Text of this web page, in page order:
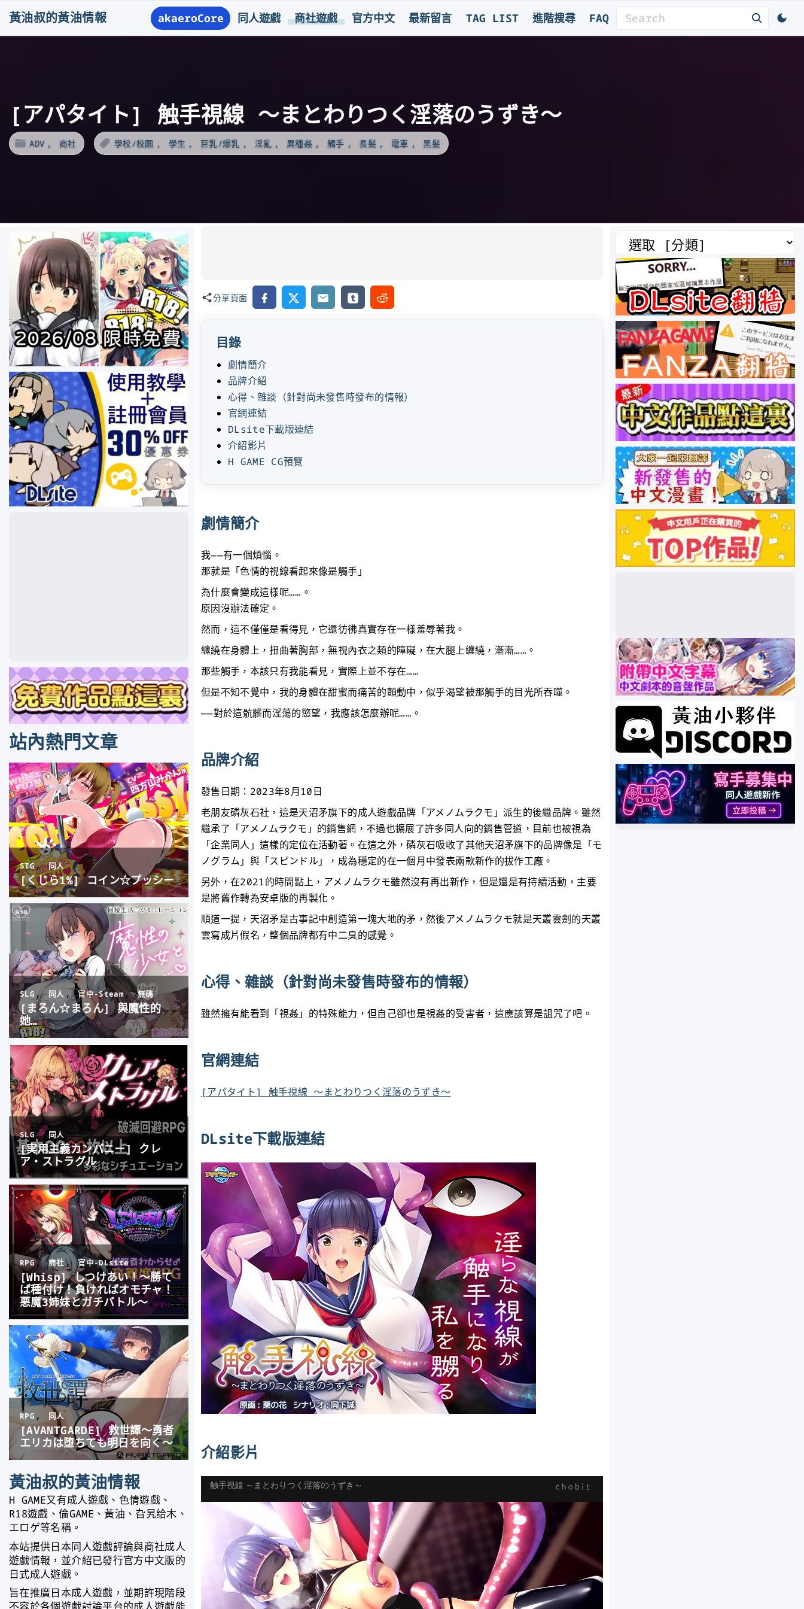
黃油叔的黃油情報 akaeroCore 同人遊戲 商社遊戲 官方中文 最新留言 TAG LIST 進階搜尋 FAQ
[アパタイト] 触手視線 ～まとわりつく淫落のうずき～
ADV 商社 學校/校園 學生 巨乳/爆乳 淫亂 異種姦 觸手 長髮 電車 黑髮
分享頁面 Facebook
X Email Tumblr Reddit
目錄
劇情簡介
品牌介紹
心得、雜談（針對尚未發售時發布的情報）
官網連結
DLsite下載版連結
介紹影片
H GAME CG預覽
劇情簡介
我——有一個煩惱。
那就是「色情的視線看起來像是觸手」
為什麼會變成這樣呢……。
原因沒辦法確定。
然而，這不僅僅是看得見，它還彷彿真實存在一樣羞辱著我。
纏繞在身體上，扭曲著胸部，無視內衣之類的障礙，在大腿上纏繞，漸漸……。
那些觸手，本該只有我能看見，實際上並不存在……
但是不知不覺中，我的身體在甜蜜而痛苦的顫動中，似乎渴望被那觸手的目光所吞噬。
——對於這骯髒而淫蕩的慾望，我應該怎麼辦呢……。
品牌介紹
發售日期：2023年8月10日
老朋友磷灰石社，這是天沼矛旗下的成人遊戲品牌「アメノムラクモ」派生的後繼品牌。雖然
繼承了「アメノムラクモ」的銷售網，不過也擴展了許多同人向的銷售管道，目前也被視為
「企業同人」這樣的定位在活動著。在這之外，磷灰石吸收了其他天沼矛旗下的品牌像是「モ
ノグラム」與「スピンドル」，成為穩定的在一個月中發表兩款新作的拔作工廠。
另外，在2021的時間點上，アメノムラクモ雖然沒有再出新作，但是還是有持續活動，主要
是將舊作轉為安卓版的再製化。
順道一提，天沼矛是古事記中創造第一塊大地的矛，然後アメノムラクモ就是天叢雲劍的天叢
雲寫成片假名，整個品牌都有中二臭的感覺。
心得、雜談（針對尚未發售時發布的情報）
雖然擁有能看到「視姦」的特殊能力，但自己卻也是視姦的受害者，這應該算是詛咒了吧。
官網連結
[アパタイト] 触手視線 ～まとわりつく淫落のうずき～
DLsite下載版連結
介紹影片
類
站內熱門文章
黃油叔的黃油情報
H GAME又有成人遊戲、色情遊戲、
R18遊戲、倫GAME、黃油、旮旯给木、
エロゲ等名稱。
本站提供日本同人遊戲評論與商社成人
遊戲情報，並介紹已發行官方中文版的
日式成人遊戲。
旨在推廣日本成人遊戲，並期許現階段